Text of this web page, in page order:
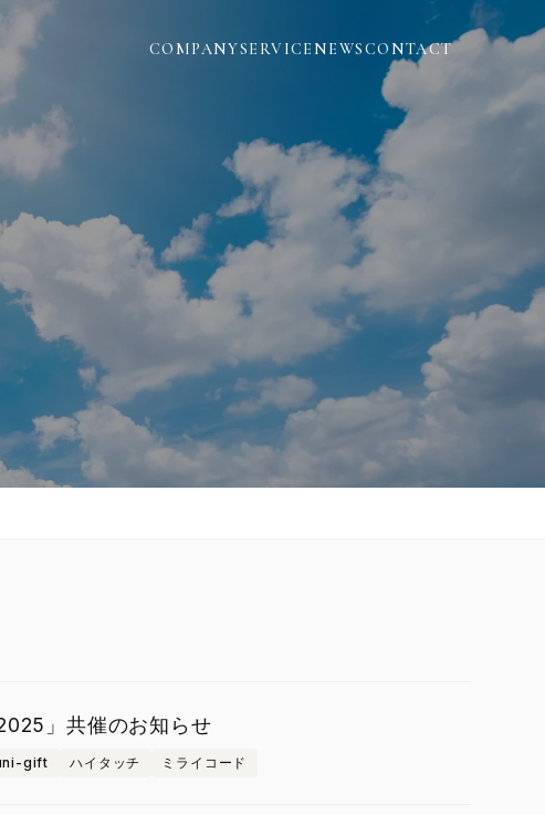
COMPANYSERVICE NEWSCONTACT
」共催のお知らせ
gift ハイタッチ ミライコード